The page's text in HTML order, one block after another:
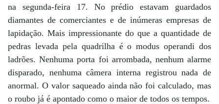
na segunda-feira 17. No prédio estavam guardados
diamantes de comerciantes e de inúmeras empresas de
lapidação. Mais impressionante do que a quantidade de
pedras levada pela quadrilha é o modus operandi dos
ladrões. Nenhuma porta foi arrombada, nenhum alarme
disparado, nenhuma câmera interna registrou nada de
anormal. O valor saqueado ainda não foi calculado, mas
o roubo já é apontado como o maior de todos os tempos.